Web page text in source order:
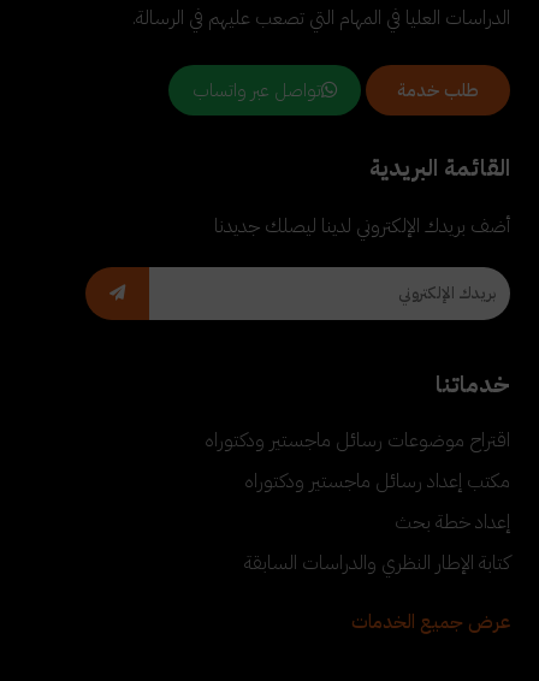
الدراسات العليا في المهام التي تصعب عليهم في الرسالة.
طلب خدمة تواصل عبر واتساب
القائمة البريدية
أضف بريدك الإلكتروني لدينا ليصلك جديدنا
خدماتنا
اقتراح موضوعات رسائل ماجستير ودكتوراه
مكتب إعداد رسائل ماجستير ودكتوراه
إعداد خطة بحث
كتابة الإطار النظري والدراسات السابقة
عرض جميع الخدمات